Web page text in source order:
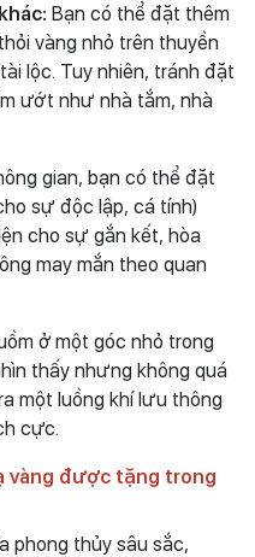
Bạn có thể đặt thêm
vàng nhỏ trên thuyền
lộc. Tuy nhiên, tránh đặt
ướt như nhà tắm, nhà
gian, bạn có thể đặt
sự độc lập, cá tính)
cho sự gắn kết, hòa
may mắn theo quan
ở một góc nhỏ trong
thấy nhưng không quá
một luồng khí lưu thông
cực.
vàng được tặng trong
phong thủy sâu sắc,